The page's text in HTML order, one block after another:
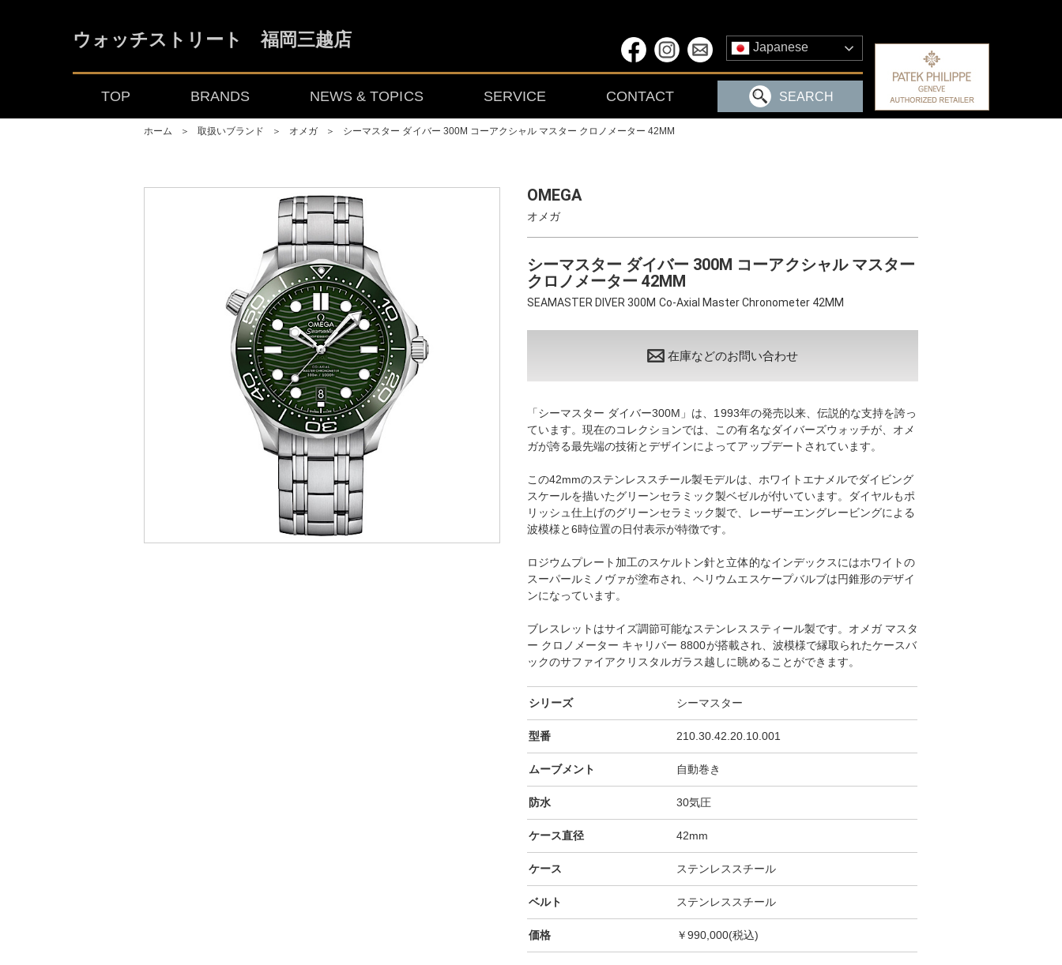
ウォッチストリート 福岡三越店 Japanese
TOP BRANDS NEWS & TOPICS SERVICE CONTACT SEARCH
ホーム ＞ 取扱いブランド ＞ オメガ ＞ シーマスター ダイバー 300M コーアクシャル マスター クロノメーター 42MM
OMEGA
オメガ
シーマスター ダイバー 300M コーアクシャル マスター
クロノメーター 42MM
SEAMASTER DIVER 300M Co-Axial Master Chronometer 42MM
在庫などのお問い合わせ
「シーマスター ダイバー300M」は、1993年の発売以来、伝説的な支持を誇っ
ています。現在のコレクションでは、この有名なダイバーズウォッチが、オメ
ガが誇る最先端の技術とデザインによってアップデートされています。
この42mmのステンレススチール製モデルは、ホワイトエナメルでダイビング
スケールを描いたグリーンセラミック製ベゼルが付いています。ダイヤルもポ
リッシュ仕上げのグリーンセラミック製で、レーザーエングレービングによる
波模様と6時位置の日付表示が特徴です。
ロジウムプレート加工のスケルトン針と立体的なインデックスにはホワイトの
スーパールミノヴァが塗布され、ヘリウムエスケープバルブは円錐形のデザイ
ンになっています。
ブレスレットはサイズ調節可能なステンレススティール製です。オメガ マスタ
ー クロノメーター キャリバー 8800が搭載され、波模様で縁取られたケースバ
ックのサファイアクリスタルガラス越しに眺めることができます。
シリーズ シーマスター
型番 210.30.42.20.10.001
ムーブメント 自動巻き
防水 30気圧
ケース直径 42mm
ケース ステンレススチール
ベルト ステンレススチール
価格 ￥990,000(税込)